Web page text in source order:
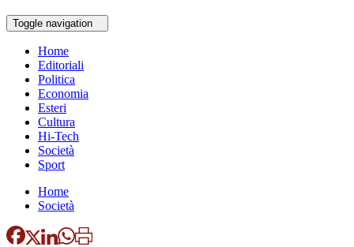
Toggle navigation
Home
Editoriali
Politica
Economia
Esteri
Cultura
Hi-Tech
Società
Sport
Home
Società